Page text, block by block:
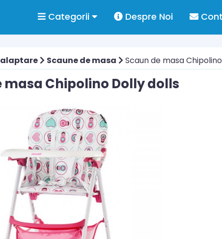
Categorii Despre Noi
alaptare Scaune de masa Scaun de masa
masa Chipolino Dolly dolls